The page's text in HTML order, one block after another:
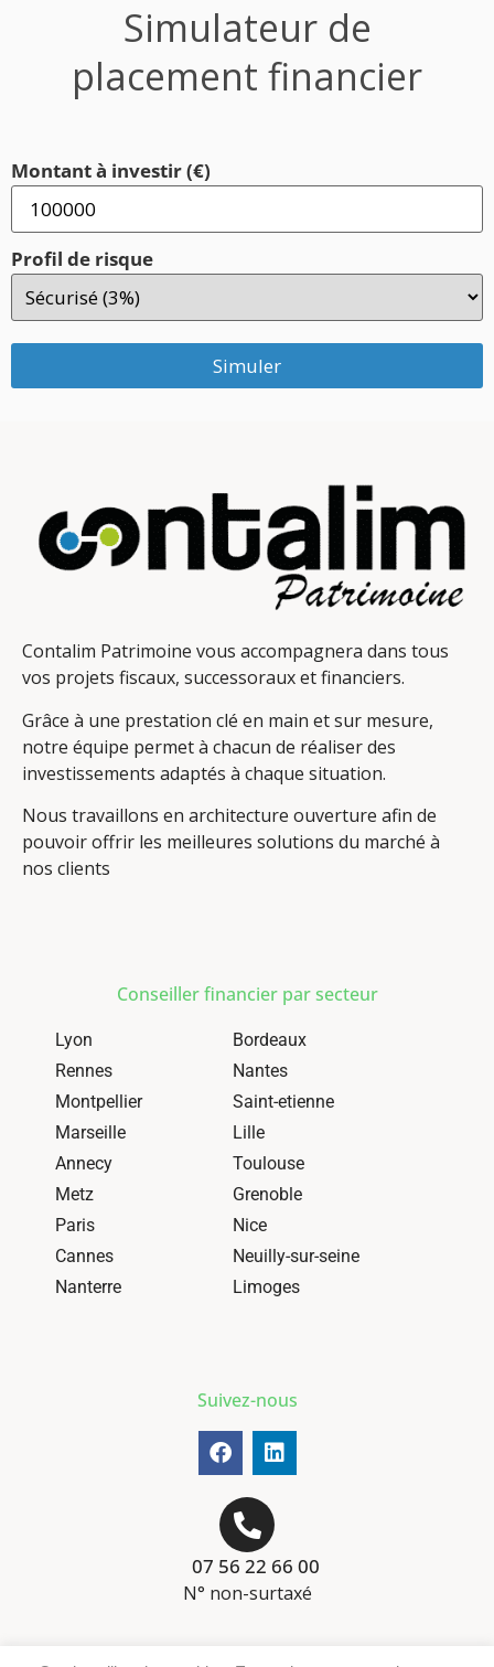
Simulateur de
placement financier
Montant à investir (€)
Profil de risque
Simuler
Contalim Patrimoine vous accompagnera dans tous
vos projets fiscaux, successoraux et financiers.
Grâce à une prestation clé en main et sur mesure,
notre équipe permet à chacun de réaliser des
investissements adaptés à chaque situation.
Nous travaillons en architecture ouverture afin de
pouvoir offrir les meilleures solutions du marché à
nos clients
Conseiller financier par secteur
Lyon
Bordeaux
Rennes
Nantes
Montpellier
Saint-etienne
Marseille
Lille
Annecy
Toulouse
Metz
Grenoble
Paris
Nice
Cannes
Neuilly-sur-seine
Nanterre
Limoges
Suivez-nous
07 56 22 66 00
N° non-surtaxé